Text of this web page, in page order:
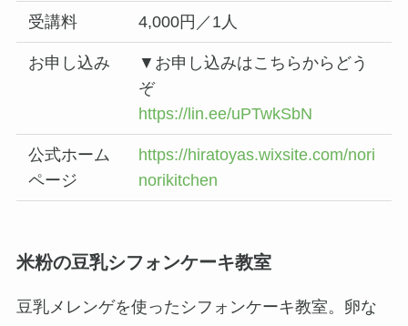
受講料 4,000円／1人
お申し込み
▼お申し込みはこちらからどう
ぞ
https://lin.ee/uPTwkSbN
公式ホーム
ページ
https://hiratoyas.wixsite.com/nori
norikitchen
米粉の豆乳シフォンケーキ教室
豆乳メレンゲを使ったシフォンケーキ教室。卵な